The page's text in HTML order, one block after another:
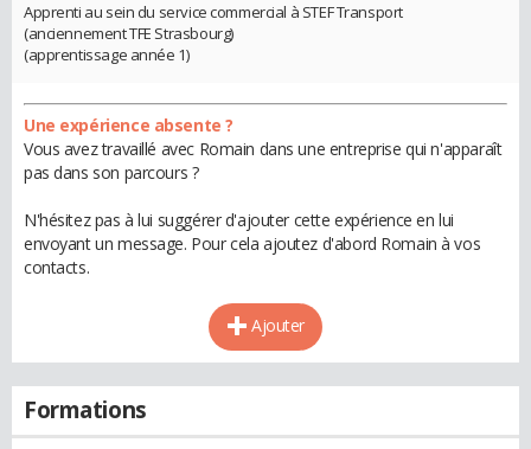
Apprenti au sein du service commercial à STEF Transport
(anciennement TFE Strasbourg)
(apprentissage année 1)
Une expérience absente ?
Vous avez travaillé avec Romain dans une entreprise qui n'apparaît
pas dans son parcours ?
N'hésitez pas à lui suggérer d'ajouter cette expérience en lui
envoyant un message. Pour cela ajoutez d'abord Romain à vos
contacts.
Ajouter
Formations